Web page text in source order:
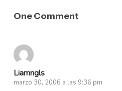
One Comment
Liamngls
marzo 30, 2006 a las 9:36 pm